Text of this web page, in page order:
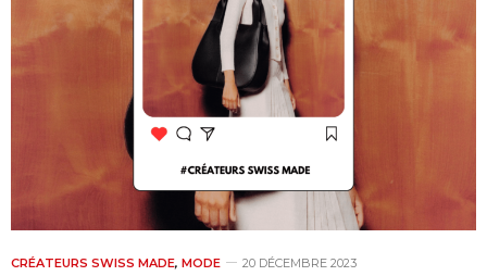
CRÉATEURS SWISS MADE, MODE 20 DÉCEMBRE 2023